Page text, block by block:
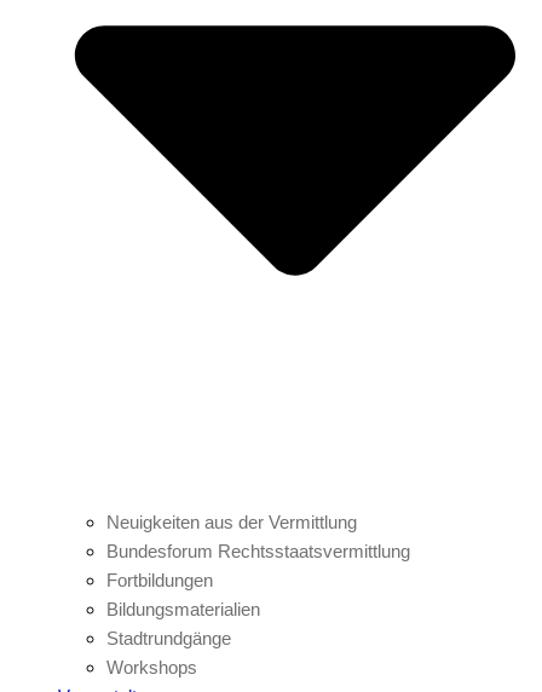
Neuigkeiten aus der Vermittlung
Bundesforum Rechtsstaatsvermittlung
Fortbildungen
Bildungsmaterialien
Stadtrundgänge
Workshops